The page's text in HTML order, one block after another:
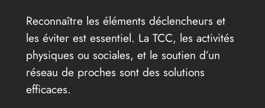
Reconnaître les éléments déclencheurs et
les éviter est essentiel. La TCC, les activités
physiques ou sociales, et le soutien d’un
réseau de proches sont des solutions
efficaces.